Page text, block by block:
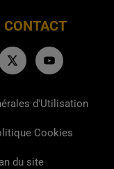
CONTACT
d'Utilisation
Cookies
du site